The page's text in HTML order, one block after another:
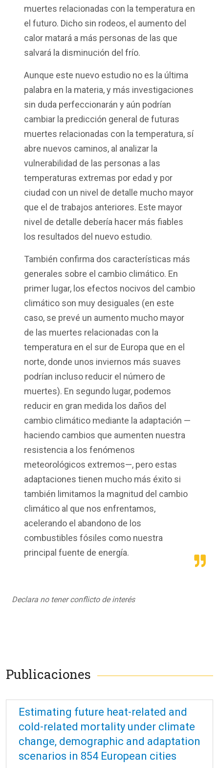
muertes relacionadas con la temperatura en
el futuro. Dicho sin rodeos, el aumento del
calor matará a más personas de las que
salvará la disminución del frío.
Aunque este nuevo estudio no es la última
palabra en la materia, y más investigaciones
sin duda perfeccionarán y aún podrían
cambiar la predicción general de futuras
muertes relacionadas con la temperatura, sí
abre nuevos caminos, al analizar la
vulnerabilidad de las personas a las
temperaturas extremas por edad y por
ciudad con un nivel de detalle mucho mayor
que el de trabajos anteriores. Este mayor
nivel de detalle debería hacer más fiables
los resultados del nuevo estudio.
También confirma dos características más
generales sobre el cambio climático. En
primer lugar, los efectos nocivos del cambio
climático son muy desiguales (en este
caso, se prevé un aumento mucho mayor
de las muertes relacionadas con la
temperatura en el sur de Europa que en el
norte, donde unos inviernos más suaves
podrían incluso reducir el número de
muertes). En segundo lugar, podemos
reducir en gran medida los daños del
cambio climático mediante la adaptación —
haciendo cambios que aumenten nuestra
resistencia a los fenómenos
meteorológicos extremos—, pero estas
adaptaciones tienen mucho más éxito si
también limitamos la magnitud del cambio
climático al que nos enfrentamos,
acelerando el abandono de los
combustibles fósiles como nuestra
principal fuente de energía.
Declara no tener conflicto de interés
Publicaciones
Estimating future heat-related and
cold-related mortality under climate
change, demographic and adaptation
scenarios in 854 European cities